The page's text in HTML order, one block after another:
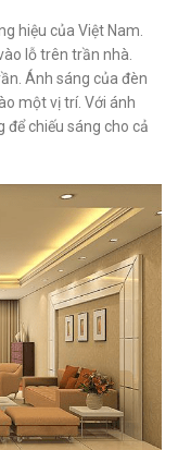
hiệu của Việt Nam.
lỗ trên trần nhà.
Ánh sáng của đèn
một vị trí. Với ánh
chiếu sáng cho cả